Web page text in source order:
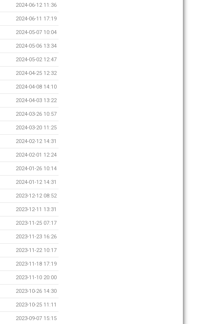
2024-06-12 11:36
2024-06-11 17:19
2024-05-07 10:04
2024-05-06 13:34
2024-05-02 12:47
2024-04-25 12:32
2024-04-08 14:10
2024-04-03 13:22
2024-03-26 10:57
2024-03-20 11:25
2024-02-12 14:31
2024-02-01 12:24
2024-01-26 10:14
2024-01-12 14:31
2023-12-12 08:52
2023-12-11 13:31
2023-11-25 07:17
2023-11-23 16:26
2023-11-22 10:17
2023-11-18 17:19
2023-11-10 20:00
2023-10-26 14:30
2023-10-25 11:11
2023-09-07 15:15